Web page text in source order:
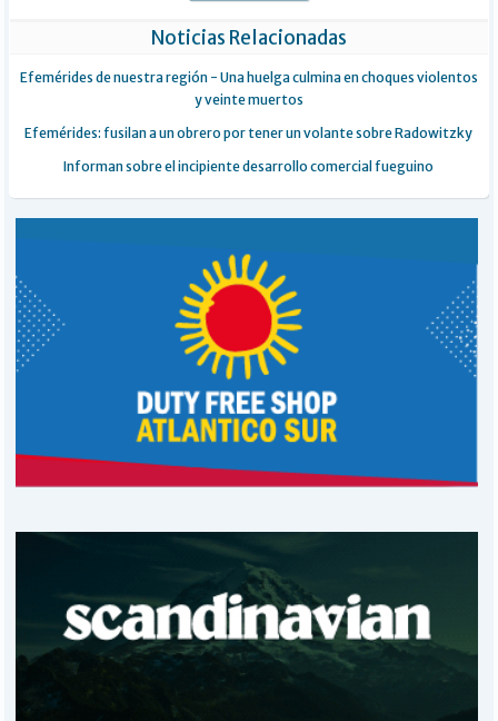
Noticias Relacionadas
Efemérides de nuestra región - Una huelga culmina en choques violentos
y veinte muertos
Efemérides: fusilan a un obrero por tener un volante sobre Radowitzky
Informan sobre el incipiente desarrollo comercial fueguino